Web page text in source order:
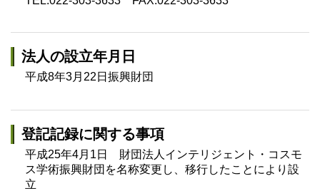
法人の設立年月日
平成8年3月22日振興財団
登記記録に関する事項
平成25年4月1日 財団法人インテリジェント・コスモ
ス学術振興財団を名称変更し、移行したことにより設
立